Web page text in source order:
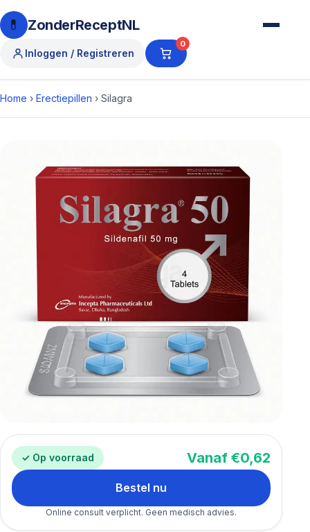
💊 ZonderReceptNL
Inloggen / Registreren
0
Home › Erectiepillen › Silagra
✓ Op voorraad Vanaf €0,62
Bestel nu
Online consult verplicht. Geen medisch advies.